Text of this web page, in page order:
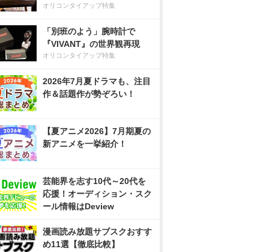
オリコンタイアップ特集
「別班のよう」腕時計で
『VIVANT』の世界観再現
オリコンタイアップ特集
2026年7月夏ドラマも、注目
作＆話題作が勢ぞろい！
【夏アニメ2026】7月期夏の
新アニメを一挙紹介！
芸能界を志す10代～20代を
応援！オーディション・スク
ール情報はDeview
漫画読み放題サブスクおすす
め11選【徹底比較】